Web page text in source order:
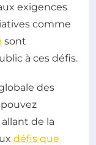
exigences
comme
sont
à ces défis.
des
de la
défis que